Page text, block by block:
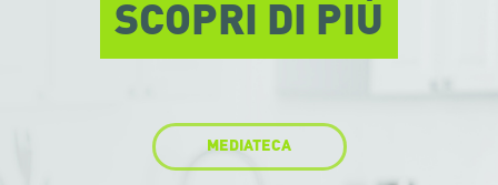
SCOPRI DI PIÙ
MEDIATECA